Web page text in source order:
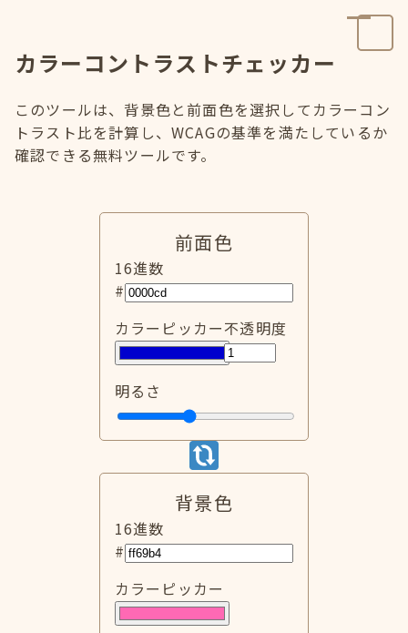
カラーコントラストチェッカー
このツールは、背景色と前面色を選択してカラーコン
トラスト比を計算し、WCAGの基準を満たしているか
確認できる無料ツールです。
前面色
16進数
#
カラーピッカー不透明度
明るさ
背景色
16進数
#
カラーピッカー